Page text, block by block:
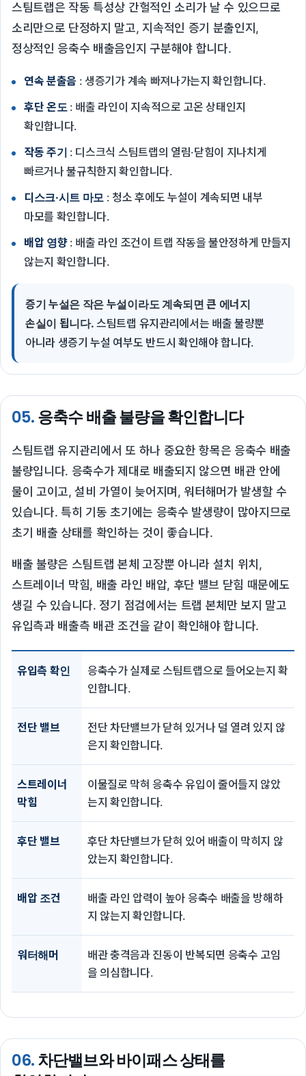
스팀트랩은 작동 특성상 간헐적인 소리가 날 수 있으므로
소리만으로 단정하지 말고, 지속적인 증기 분출인지,
정상적인 응축수 배출음인지 구분해야 합니다.
연속 분출음 : 생증기가 계속 빠져나가는지 확인합니다.
후단 온도: 배출 라인이 지속적으로 고온 상태인지
확인합니다.
작동 주기 : 디스크식 스팀트랩의 열림·닫힘이 지나치게
빠르거나 불규칙한지 확인합니다.
디스크·시트 마모 : 청소 후에도 누설이 계속되면 내부
마모를 확인합니다.
배압 영향: 배출 라인 조건이 트랩 작동을 불안정하게 만들지
않는지 확인합니다.
증기 누설은 작은 누설이라도 계속되면 큰 에너지
손실이 됩니다. 스팀트랩 유지관리에서는 배출 불량뿐
아니라 생증기 누설 여부도 반드시 확인해야 합니다.
05.응축수 배출 불량을 확인합니다
스팀트랩 유지관리에서 또 하나 중요한 항목은 응축수 배출
불량입니다. 응축수가 제대로 배출되지 않으면 배관 안에
물이 고이고, 설비 가열이 늦어지며, 워터해머가 발생할 수
있습니다. 특히 기동 초기에는 응축수 발생량이 많아지므로
초기 배출 상태를 확인하는 것이 좋습니다.
배출 불량은 스팀트랩 본체 고장뿐 아니라 설치 위치,
스트레이너 막힘, 배출 라인 배압, 후단 밸브 닫힘 때문에도
생길 수 있습니다. 정기 점검에서는 트랩 본체만 보지 말고
유입측과 배출측 배관 조건을 같이 확인해야 합니다.
유입측 확인
응축수가 실제로 스팀트랩으로 들어오는지 확
인합니다.
전단 밸브
전단 차단밸브가 닫혀 있거나 덜 열려 있지 않
은지 확인합니다.
스트레이너
막힘
이물질로 막혀 응축수 유입이 줄어들지 않았
는지 확인합니다.
후단 밸브
후단 차단밸브가 닫혀 있어 배출이 막히지 않
았는지 확인합니다.
배압 조건
배출 라인 압력이 높아 응축수 배출을 방해하
지 않는지 확인합니다.
워터해머
배관 충격음과 진동이 반복되면 응축수 고임
을 의심합니다.
06.차단밸브와 바이패스 상태를